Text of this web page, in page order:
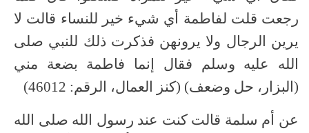
رجعت قلت لفاطمة أي شيء خير للنساء قالت لا
يرين الرجال ولا يرونهن فذكرت ذلك للنبي صلى
الله عليه وسلم فقال إنما فاطمة بضعة مني
(البزار، حل وضعف) (كنز العمال، الرقم: 46012)
عن أم سلمة قالت كنت عند رسول الله صلى الله